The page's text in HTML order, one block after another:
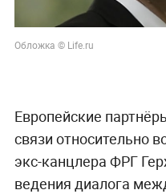
Обложка © Life.ru
Европейские
связи относительно
экс-канцлера ФРГ
ведения диалога